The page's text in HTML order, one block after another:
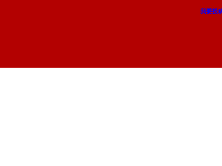
我要投